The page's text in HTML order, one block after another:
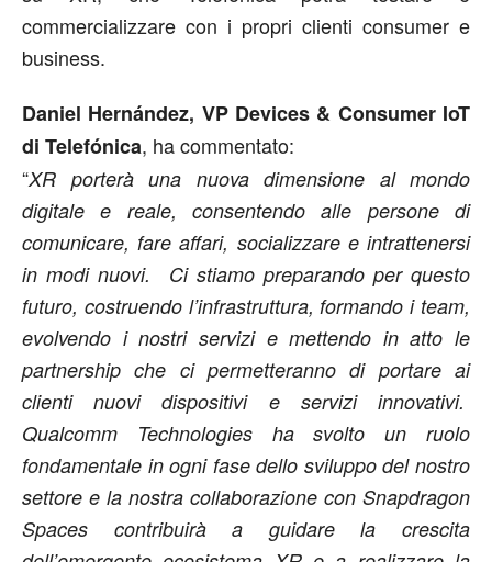
commercializzare con i propri clienti consumer e
business.
Daniel Hernández, VP Devices & Consumer IoT
di Telefónica, ha commentato:
“XR porterà una nuova dimensione al mondo
digitale e reale, consentendo alle persone di
comunicare, fare affari, socializzare e intrattenersi
in modi nuovi. Ci stiamo preparando per questo
futuro, costruendo l’infrastruttura, formando i team,
evolvendo i nostri servizi e mettendo in atto le
partnership che ci permetteranno di portare ai
clienti nuovi dispositivi e servizi innovativi.
Qualcomm Technologies ha svolto un ruolo
fondamentale in ogni fase dello sviluppo del nostro
settore e la nostra collaborazione con Snapdragon
Spaces contribuirà a guidare la crescita